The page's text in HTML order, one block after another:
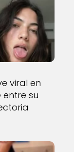
viral en
su